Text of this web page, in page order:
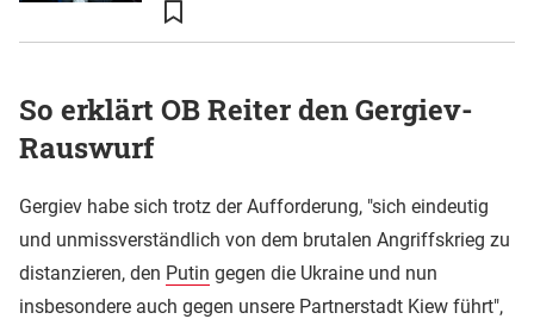
So erklärt OB Reiter den Gergiev-
Rauswurf
Gergiev habe sich trotz der Aufforderung, "sich eindeutig
und unmissverständlich von dem brutalen Angriffskrieg zu
distanzieren, den Putin gegen die Ukraine und nun
insbesondere auch gegen unsere Partnerstadt Kiew führt",